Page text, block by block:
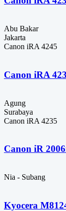
Abu Bakar
Jakarta
Canon iRA 4245
Canon iRA
Agung
Surabaya
Canon iRA 4235
Canon iR
Nia - Subang
Kyocera